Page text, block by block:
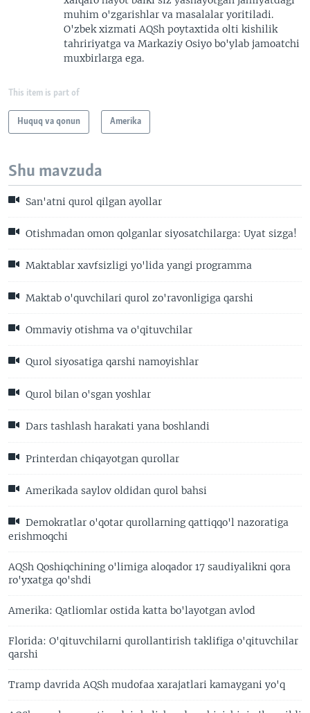
muhim o'zgarishlar va masalalar yoritiladi.
O'zbek xizmati AQSh poytaxtida olti kishilik
tahririyatga va Markaziy Osiyo bo'ylab jamoatchi
muxbirlarga ega.
This item is part of
Huquq va qonun Amerika
Shu mavzuda
San'atni qurol qilgan ayollar
Otishmadan omon qolganlar siyosatchilarga: Uyat sizga!
Maktablar xavfsizligi yo'lida yangi programma
Maktab o'quvchilari qurol zo'ravonligiga qarshi
Ommaviy otishma va o'qituvchilar
Qurol siyosatiga qarshi namoyishlar
Qurol bilan o'sgan yoshlar
Dars tashlash harakati yana boshlandi
Printerdan chiqayotgan qurollar
Amerikada saylov oldidan qurol bahsi
Demokratlar o'qotar qurollarning qattiqqo'l nazoratiga
erishmoqchi
AQSh Qoshiqchining o'limiga aloqador 17 saudiyalikni qora
ro'yxatga qo'shdi
Amerika: Qatliomlar ostida katta bo'layotgan avlod
Florida: O'qituvchilarni qurollantirish taklifiga o'qituvchilar
qarshi
Tramp davrida AQSh mudofaa xarajatlari kamaygani yo'q